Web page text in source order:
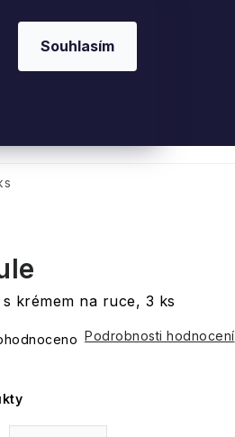
Souhlasím
krémem na ruce, 3 ks
Podrobnosti hodnocení